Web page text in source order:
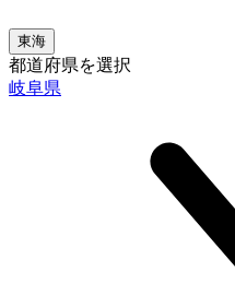
東海
都道府県を選択
岐阜県